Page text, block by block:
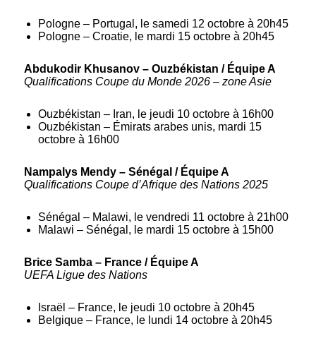
Pologne – Portugal, le samedi 12 octobre à 20h45
Pologne – Croatie, le mardi 15 octobre à 20h45
Abdukodir Khusanov – Ouzbékistan / Équipe A
Qualifications Coupe du Monde 2026 – zone Asie
Ouzbékistan – Iran, le jeudi 10 octobre à 16h00
Ouzbékistan – Émirats arabes unis, mardi 15
octobre à 16h00
Nampalys Mendy – Sénégal / Équipe A
Qualifications Coupe d’Afrique des Nations 2025
Sénégal – Malawi, le vendredi 11 octobre à 21h00
Malawi – Sénégal, le mardi 15 octobre à 15h00
Brice Samba – France / Équipe A
UEFA Ligue des Nations
Israël – France, le jeudi 10 octobre à 20h45
Belgique – France, le lundi 14 octobre à 20h45